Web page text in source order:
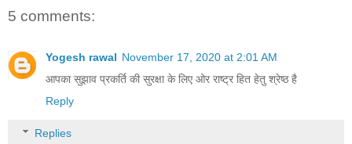
5 comments:
Yogesh rawal November 17, 2020 at 2:01 AM
आपका सुझाव प्रकर्ति की सुरक्षा के लिए ओर राष्ट्र हित हेतु श्रेष्ठ है
Reply
Replies